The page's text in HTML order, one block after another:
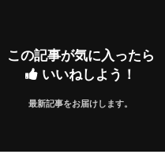
この記事が気に入ったら
いいねしよう！
最新記事をお届けします。